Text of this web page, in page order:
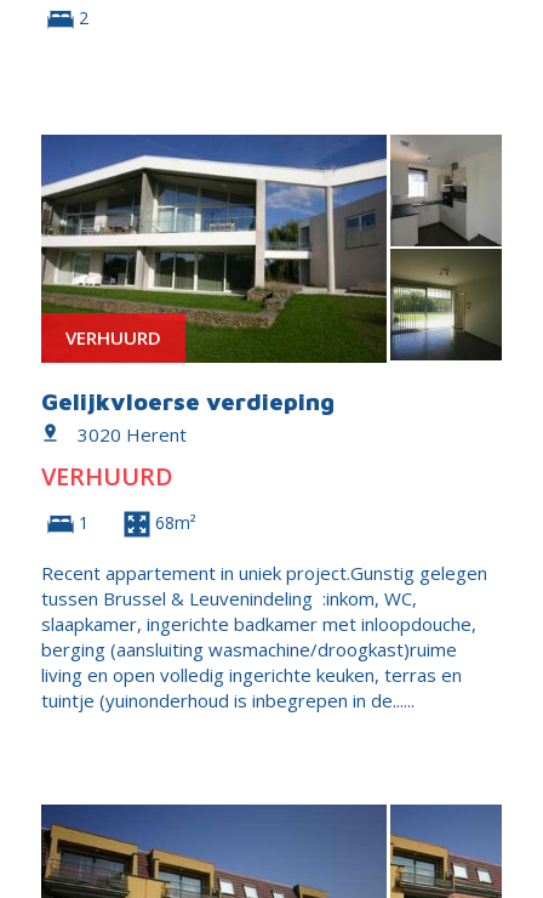
2
VERHUURD
Gelijkvloerse verdieping
3020 Herent
VERHUURD
1 68m²
Recent appartement in uniek project.Gunstig gelegen
tussen Brussel & Leuvenindeling :inkom, WC,
slaapkamer, ingerichte badkamer met inloopdouche,
berging (aansluiting wasmachine/droogkast)ruime
living en open volledig ingerichte keuken, terras en
tuintje (yuinonderhoud is inbegrepen in de......